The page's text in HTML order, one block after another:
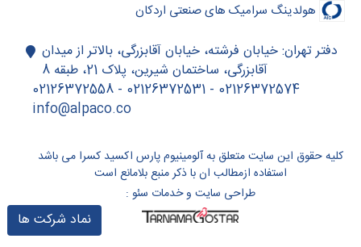
نماد شرکت ها
هولدینگ سرامیک های صنعتی اردکان
دفتر تهران: خیابان فرشته، خیابان آقابزرگی، بالاتر از میدان
آقابزرگی، ساختمان شیرین، پلاک 21، طبقه 8
02126372574 - 02126372531 - 02126372558
info@alpaco.co
کلیه حقوق این سایت متعلق به آلومینیوم پارس اکسید کسرا می باشد
استفاده ازمطالب ان با ذکر منبع بلامانع است
طراحی سایت وخدمات سئو :